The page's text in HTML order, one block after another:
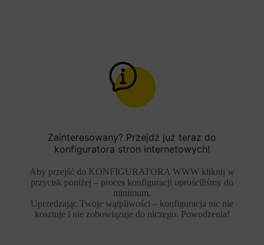
Zainteresowany? Przejdź już teraz do
konfiguratora stron internetowych!
Aby przejść do KONFIGURATORA WWW kliknij w
przycisk poniżej – proces konfiguracji uprościliśmy do
minimum.
Uprzedzając Twoje wątpliwości – konfiguracja nic nie
kosztuje i nie zobowiązuje do niczego. Powodzenia!